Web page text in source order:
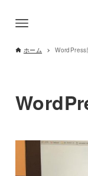
ホーム WordPress